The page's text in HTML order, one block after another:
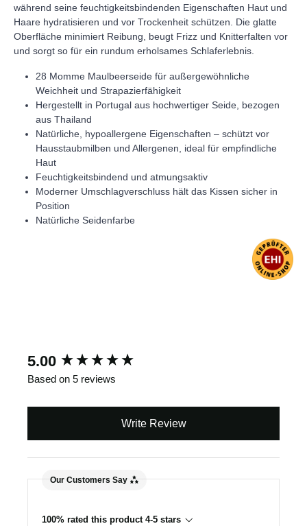
während seine feuchtigkeitsbindenden Eigenschaften Haut und
Haare hydratisieren und vor Trockenheit schützen. Die glatte
Oberfläche minimiert Reibung, beugt Frizz und Knitterfalten vor
und sorgt so für ein rundum erholsames Schlaferlebnis.
28 Momme Maulbeerseide für außergewöhnliche
Weichheit und Strapazierfähigkeit
Hergestellt in Portugal aus hochwertiger Seide, bezogen
aus Thailand
Natürliche, hypoallergene Eigenschaften – schützt vor
Hausstaubmilben und Allergenen, ideal für empfindliche
Haut
Feuchtigkeitsbindend und atmungsaktiv
Moderner Umschlagverschluss hält das Kissen sicher in
Position
Natürliche Seidenfarbe
5.00
Based on 5 reviews
Write Review
Our Customers Say
100% rated this product 4-5 stars
New content loaded